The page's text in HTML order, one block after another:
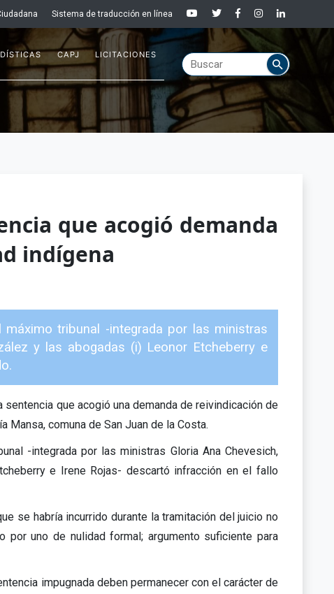
Sistema de traducción en línea
CAPJ LICITACIONES
que acogió demanda
indígena
tribunal -integrada por las ministras
y las abogadas (i) Leonor Etcheberry e
que acogió una demanda de reivindicación de
Mansa, comuna de San Juan de la Costa.
-integrada por las ministras Gloria Ana Chevesich,
e Irene Rojas- descartó infracción en el fallo
se habría incurrido durante la tramitación del juicio no
uno de nulidad formal; argumento suficiente para
impugnada deben permanecer con el carácter de